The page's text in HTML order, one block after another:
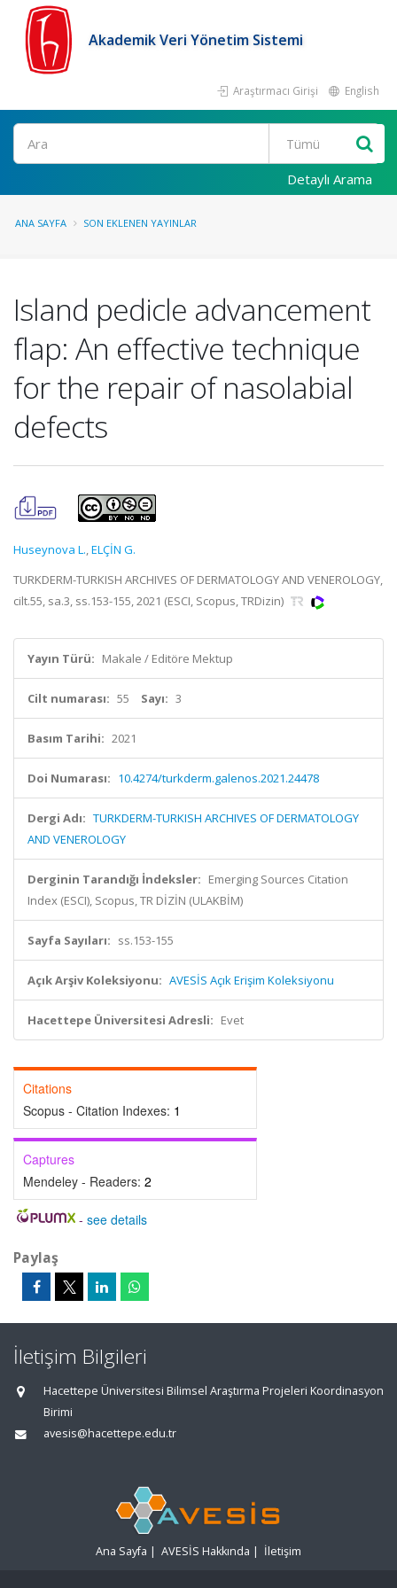
Akademik Veri Yönetim Sistemi
Araştırmacı Girişi English
Ara
Detaylı Arama
ANA SAYFA SON EKLENEN YAYINLAR
Island pedicle advancement
flap: An effective technique
for the repair of nasolabial
defects
Huseynova L.,ELÇİN G.
TURKDERM-TURKISH ARCHIVES OF DERMATOLOGY AND VENEROLOGY,
cilt.55, sa.3, ss.153-155, 2021 (ESCI, Scopus, TRDizin)
Yayın Türü: Makale / Editöre Mektup
Cilt numarası: 55 Sayı: 3
Basım Tarihi: 2021
Doi Numarası: 10.4274/turkderm.galenos.2021.24478
Dergi Adı: TURKDERM-TURKISH ARCHIVES OF DERMATOLOGY
AND VENEROLOGY
Derginin Tarandığı İndeksler: Emerging Sources Citation
Index (ESCI), Scopus, TR DİZİN (ULAKBİM)
Sayfa Sayıları: ss.153-155
Açık Arşiv Koleksiyonu: AVESİS Açık Erişim Koleksiyonu
Hacettepe Üniversitesi Adresli: Evet
Citations
Scopus - Citation Indexes: 1
Captures
Mendeley - Readers: 2
- see details
Paylaş
İletişim Bilgileri
Hacettepe Üniversitesi Bilimsel Araştırma Projeleri Koordinasyon
Birimi
avesis@hacettepe.edu.tr
Ana Sayfa | AVESİS Hakkında | İletişim